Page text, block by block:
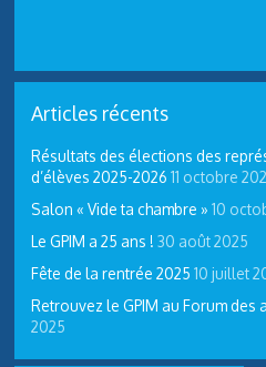
Articles récents
Résultats des élections des
d’élèves 2025-2026 11 octobre
Salon « Vide ta chambre » 10
Le GPIM a 25 ans ! 30 août 2025
Fête de la rentrée 2025 10 juillet
Retrouvez le GPIM au Forum des
2025